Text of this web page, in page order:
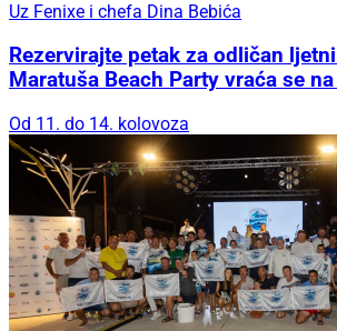
Uz Fenixe i chefa Dina Bebića
Rezervirajte petak za odličan
Maratuša Beach Party vraća se
Od 11. do 14. kolovoza